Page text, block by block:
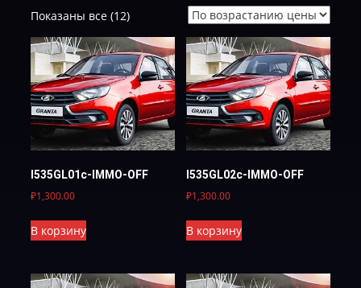
Показаны все (12)Цены:
по
возрастанию
I535GL01c-IMMO-OFF
₽1,300.00
В корзину
I535GL02c-IMMO-OFF
₽1,300.00
В корзину